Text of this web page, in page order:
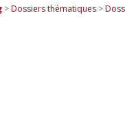
>Dossiers thématiques >